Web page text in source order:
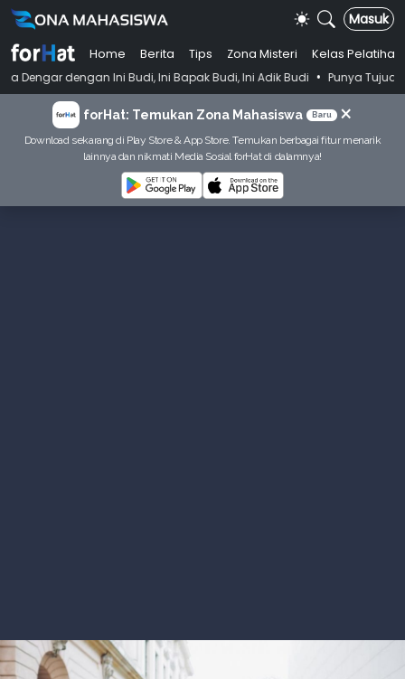
Masuk
Home Berita Tips Zona Misteri
Kelas Pelatihan
Ini Budi, Ini Bapak Budi, Ini Adik Budi • Punya Tujuan Dekatkan
forHat: Temukan Zona Mahasiswa Baru ×
Download sekarang di Play Store & App Store. Temukan berbagai fitur menarik
lainnya dan nikmati Media Sosial forHat di dalamnya!